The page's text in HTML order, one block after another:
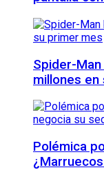
Spider-
millones
Polémica